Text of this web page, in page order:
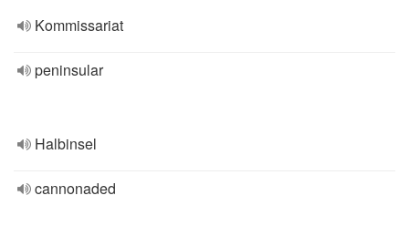
Kommissariat
peninsular
Halbinsel
cannonaded